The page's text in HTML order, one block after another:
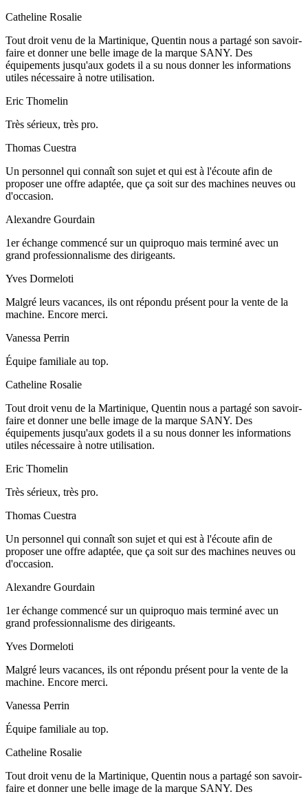
Catheline Rosalie
Tout droit venu de la Martinique, Quentin nous a partagé son savoir-
faire et donner une belle image de la marque SANY. Des
équipements jusqu'aux godets il a su nous donner les informations
utiles nécessaire à notre utilisation.
Eric Thomelin
Très sérieux, très pro.
Thomas Cuestra
Un personnel qui connaît son sujet et qui est à l'écoute afin de
proposer une offre adaptée, que ça soit sur des machines neuves ou
d'occasion.
Alexandre Gourdain
1er échange commencé sur un quiproquo mais terminé avec un
grand professionnalisme des dirigeants.
Yves Dormeloti
Malgré leurs vacances, ils ont répondu présent pour la vente de la
machine. Encore merci.
Vanessa Perrin
Équipe familiale au top.
Catheline Rosalie
Tout droit venu de la Martinique, Quentin nous a partagé son savoir-
faire et donner une belle image de la marque SANY. Des
équipements jusqu'aux godets il a su nous donner les informations
utiles nécessaire à notre utilisation.
Eric Thomelin
Très sérieux, très pro.
Thomas Cuestra
Un personnel qui connaît son sujet et qui est à l'écoute afin de
proposer une offre adaptée, que ça soit sur des machines neuves ou
d'occasion.
Alexandre Gourdain
1er échange commencé sur un quiproquo mais terminé avec un
grand professionnalisme des dirigeants.
Yves Dormeloti
Malgré leurs vacances, ils ont répondu présent pour la vente de la
machine. Encore merci.
Vanessa Perrin
Équipe familiale au top.
Catheline Rosalie
Tout droit venu de la Martinique, Quentin nous a partagé son savoir-
faire et donner une belle image de la marque SANY. Des